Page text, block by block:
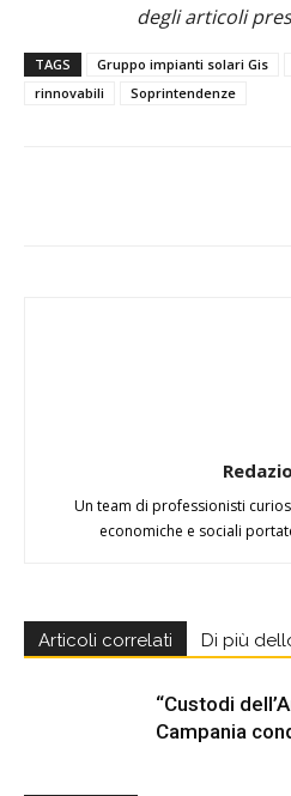
degli articoli
TAGS Gruppo impianti solari Gis
rinnovabili
Soprintendenze
Un team di professionisti
economiche e sociali
Articoli correlati Di più
“Custodi
Campania